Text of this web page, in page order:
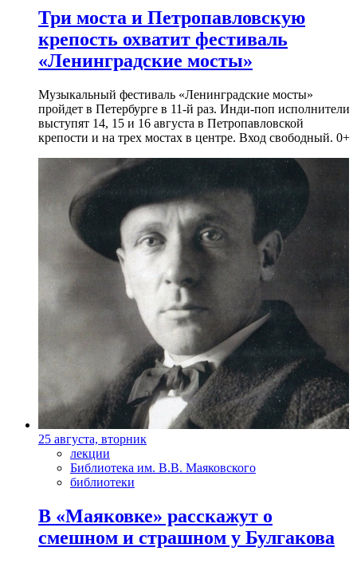
Три моста и Петропавловскую
крепость охватит фестиваль
«Ленинградские мосты»
Музыкальный фестиваль «Ленинградские мосты»
пройдет в Петербурге в 11-й раз. Инди-поп исполнители
выступят 14, 15 и 16 августа в Петропавловской
крепости и на трех мостах в центре. Вход свободный. 0+
25 августа, вторник
лекции
Библиотека им. В.В. Маяковского
библиотеки
В «Маяковке» расскажут о
смешном и страшном у Булгакова